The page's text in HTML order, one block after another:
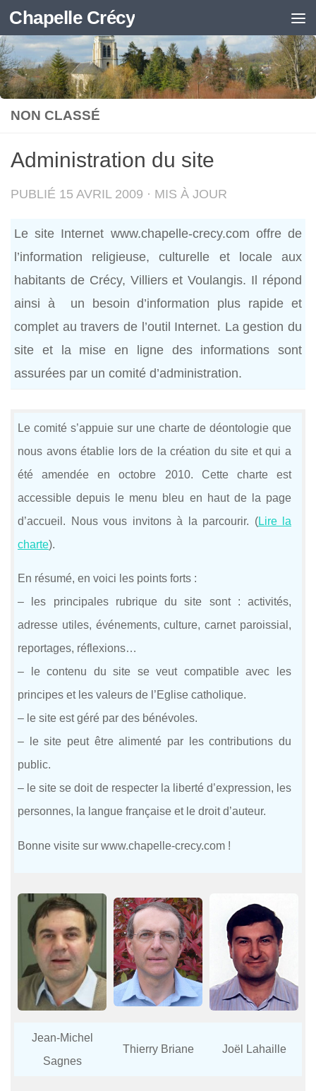
Skip to content
Chapelle Crécy
NON CLASSÉ
Administration du site
PUBLIÉ 15 AVRIL 2009 · MIS À JOUR
Le site Internet www.chapelle-crecy.com offre de
l’information religieuse, culturelle et locale aux
habitants de Crécy, Villiers et Voulangis. Il répond
ainsi à un besoin d’information plus rapide et
complet au travers de l’outil Internet. La gestion du
site et la mise en ligne des informations sont
assurées par un comité d’administration.
Le comité s’appuie sur une charte de déontologie que
nous avons établie lors de la création du site et qui a
été amendée en octobre 2010. Cette charte est
accessible depuis le menu bleu en haut de la page
d’accueil. Nous vous invitons à la parcourir. (Lire la
charte).
En résumé, en voici les points forts :
– les principales rubrique du site sont : activités,
adresse utiles, événements, culture, carnet paroissial,
reportages, réflexions…
– le contenu du site se veut compatible avec les
principes et les valeurs de l’Eglise catholique.
– le site est géré par des bénévoles.
– le site peut être alimenté par les contributions du
public.
– le site se doit de respecter la liberté d’expression, les
personnes, la langue française et le droit d’auteur.
Bonne visite sur www.chapelle-crecy.com !
Jean-Michel
Sagnes
Thierry Briane Joël Lahaille